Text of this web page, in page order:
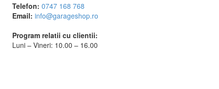
Telefon: 0747 168 768
Email: info@garageshop.ro
Program relatii cu clientii:
Luni – Vineri: 10.00 – 16.00